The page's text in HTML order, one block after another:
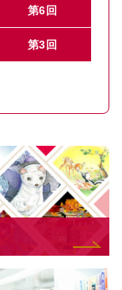
第6回
第3回